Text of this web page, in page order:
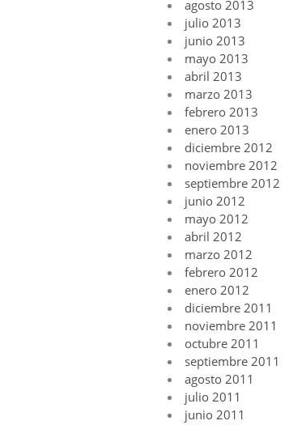
agosto 2013
julio 2013
junio 2013
mayo 2013
abril 2013
marzo 2013
febrero 2013
enero 2013
diciembre 2012
noviembre 2012
septiembre 2012
junio 2012
mayo 2012
abril 2012
marzo 2012
febrero 2012
enero 2012
diciembre 2011
noviembre 2011
octubre 2011
septiembre 2011
agosto 2011
julio 2011
junio 2011